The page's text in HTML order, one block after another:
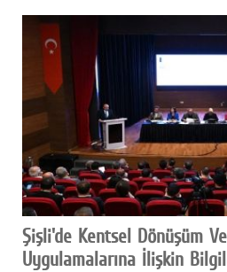
Şişli'de Kentsel Dönüşüm
Uygulamalarına İlişkin